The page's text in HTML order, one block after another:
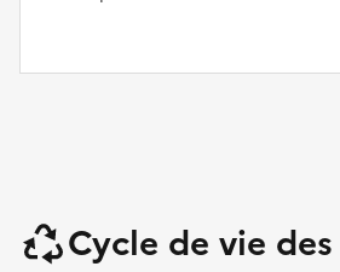
Cycle de vie